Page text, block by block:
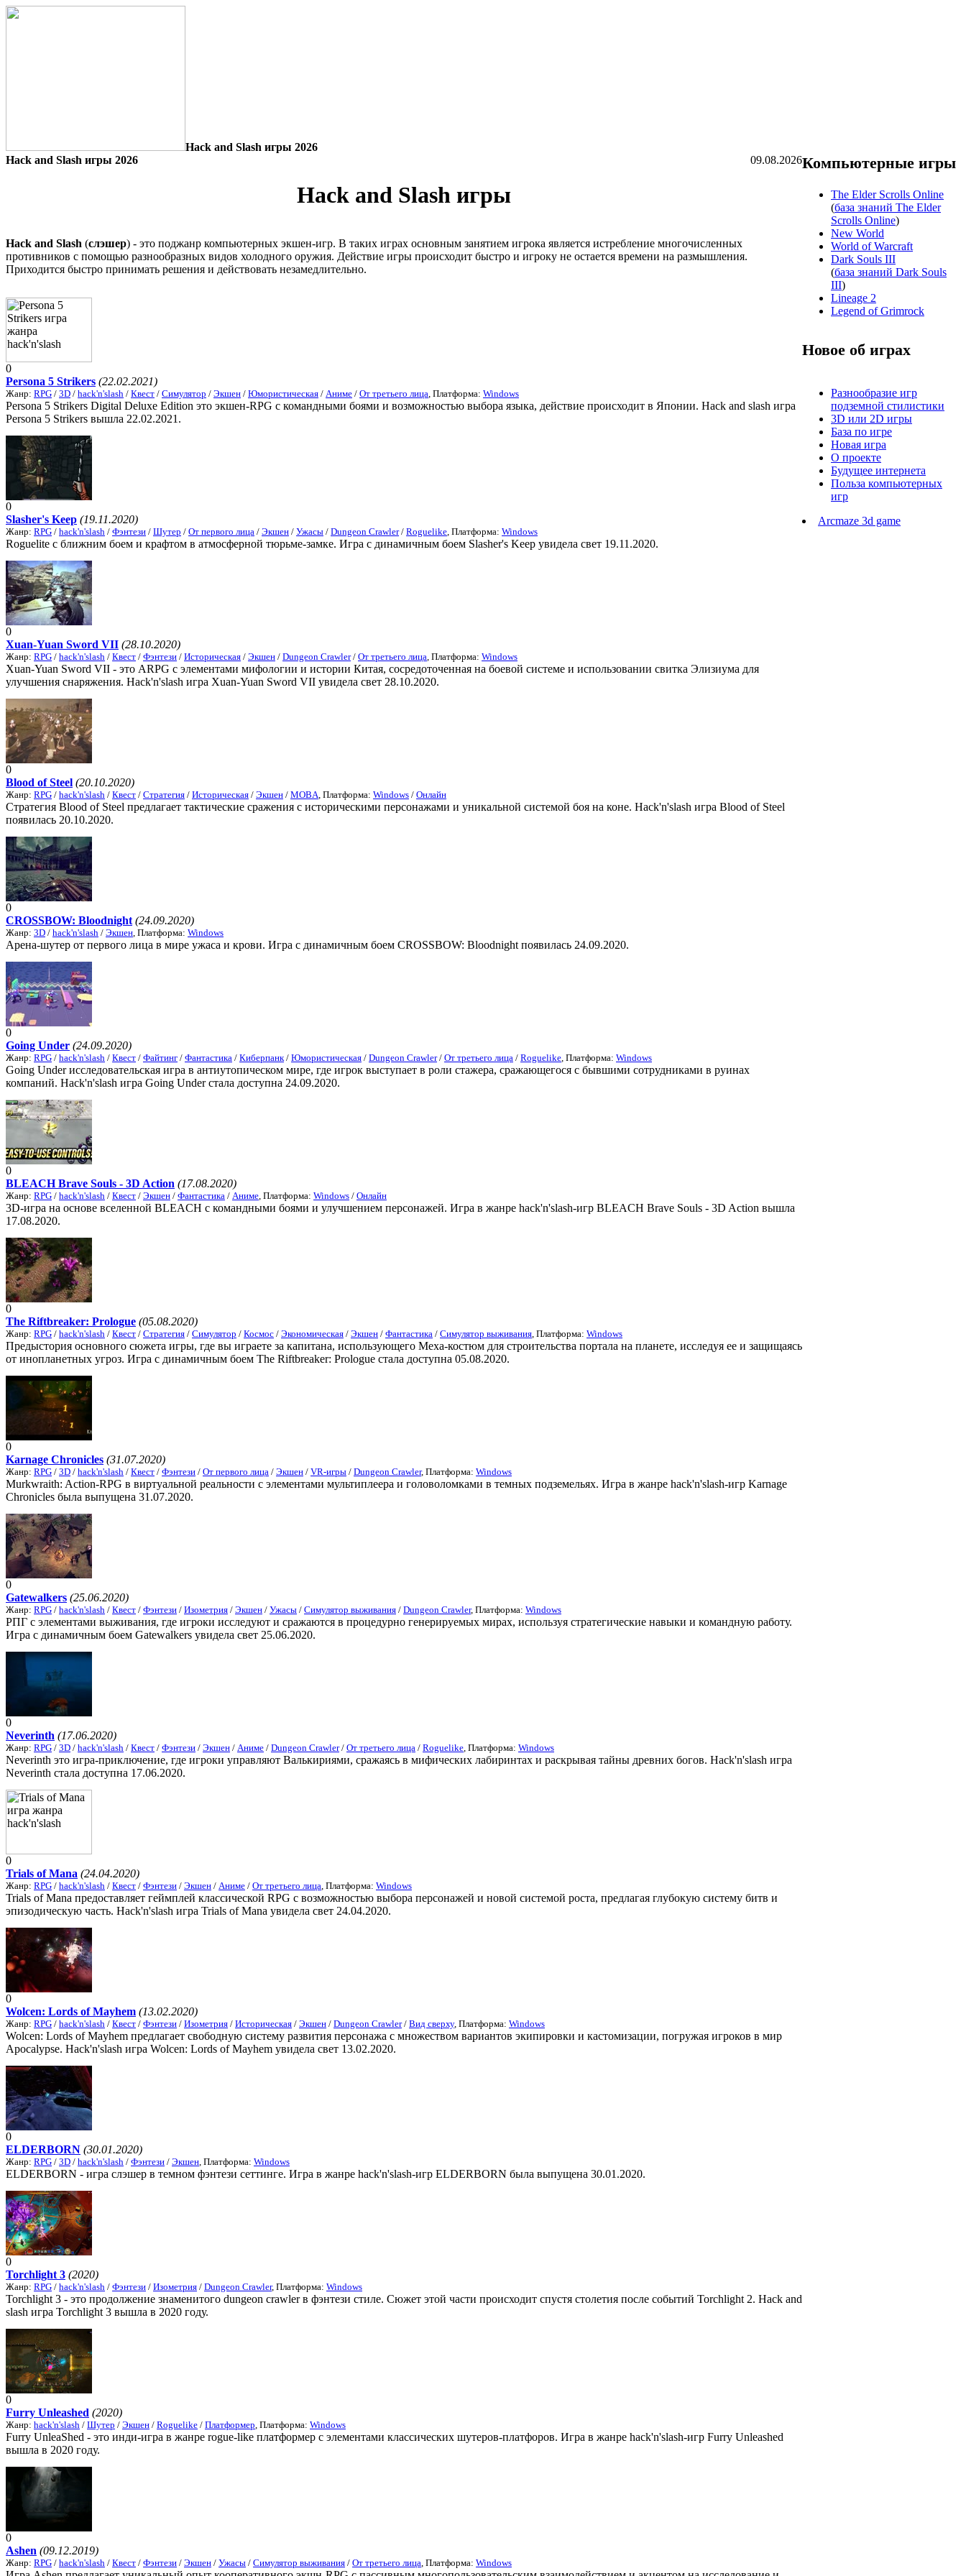
Hack and Slash игры 2026
09.08.2026
Hack and Slash игры 2026
Hack and Slash игры
Hack and Slash (слэшер) - это поджанр компьютерных экшен-игр. В таких играх основным занятием игрока является истребление многочисленных
противников с помощью разнообразных видов холодного оружия. Действие игры происходит быстро и игроку не остается времени на размышления.
Приходится быстро принимать решения и действовать незамедлительно.
0
Persona 5 Strikers (22.02.2021)
Жанр: RPG / 3D / hack'n'slash / Квест / Симулятор / Экшен / Юмористическая / Аниме / От третьего лица , Платформа: Windows
Persona 5 Strikers Digital Deluxe Edition это экшен-RPG с командными боями и возможностью выбора языка, действие происходит в Японии. Hack and slash игра
Persona 5 Strikers вышла 22.02.2021.
0
Slasher's Keep (19.11.2020)
Жанр: RPG / hack'n'slash / Фэнтези / Шутер / От первого лица / Экшен / Ужасы / Dungeon Crawler/ Roguelike , Платформа: Windows
Roguelite с ближним боем и крафтом в атмосферной тюрьме-замке. Игра с динамичным боем Slasher's Keep увидела свет 19.11.2020.
0
Xuan-Yuan Sword VII (28.10.2020)
Жанр: RPG / hack'n'slash / Квест / Фэнтези / Историческая / Экшен / Dungeon Crawler/ От третьего лица , Платформа: Windows
Xuan-Yuan Sword VII - это ARPG с элементами мифологии и истории Китая, сосредоточенная на боевой системе и использовании свитка Элизиума для
улучшения снаряжения. Hack'n'slash игра Xuan-Yuan Sword VII увидела свет 28.10.2020.
0
Blood of Steel (20.10.2020)
Жанр: RPG / hack'n'slash / Квест / Стратегия / Историческая / Экшен / MOBA , Платформа: Windows / Онлайн
Стратегия Blood of Steel предлагает тактические сражения с историческими персонажами и уникальной системой боя на коне. Hack'n'slash игра Blood of Steel
появилась 20.10.2020.
0
CROSSBOW: Bloodnight (24.09.2020)
Жанр: 3D / hack'n'slash / Экшен , Платформа: Windows
Арена-шутер от первого лица в мире ужаса и крови. Игра с динамичным боем CROSSBOW: Bloodnight появилась 24.09.2020.
0
Going Under (24.09.2020)
Жанр: RPG / hack'n'slash / Квест / Файтинг / Фантастика / Киберпанк / Юмористическая / Dungeon Crawler/ От третьего лица / Roguelike , Платформа: Windows
Going Under исследовательская игра в антиутопическом мире, где игрок выступает в роли стажера, сражающегося с бывшими сотрудниками в руинах
компаний. Hack'n'slash игра Going Under стала доступна 24.09.2020.
0
BLEACH Brave Souls - 3D Action (17.08.2020)
Жанр: RPG / hack'n'slash / Квест / Экшен / Фантастика / Аниме , Платформа: Windows / Онлайн
3D-игра на основе вселенной BLEACH с командными боями и улучшением персонажей. Игра в жанре hack'n'slash-игр BLEACH Brave Souls - 3D Action вышла
17.08.2020.
0
The Riftbreaker: Prologue (05.08.2020)
Жанр: RPG / hack'n'slash / Квест / Стратегия / Симулятор / Космос / Экономическая / Экшен / Фантастика / Симулятор выживания , Платформа: Windows
Предыстория основного сюжета игры, где вы играете за капитана, использующего Меха-костюм для строительства портала на планете, исследуя ее и защищаясь
от инопланетных угроз. Игра с динамичным боем The Riftbreaker: Prologue стала доступна 05.08.2020.
0
Karnage Chronicles (31.07.2020)
Жанр: RPG / 3D / hack'n'slash / Квест / Фэнтези / От первого лица / Экшен / VR-игры / Dungeon Crawler, Платформа: Windows
Murkwraith: Action-RPG в виртуальной реальности с элементами мультиплеера и головоломками в темных подземельях. Игра в жанре hack'n'slash-игр Karnage
Chronicles была выпущена 31.07.2020.
0
Gatewalkers (25.06.2020)
Жанр: RPG / hack'n'slash / Квест / Фэнтези / Изометрия / Экшен / Ужасы / Симулятор выживания / Dungeon Crawler, Платформа: Windows
РПГ с элементами выживания, где игроки исследуют и сражаются в процедурно генерируемых мирах, используя стратегические навыки и командную работу.
Игра с динамичным боем Gatewalkers увидела свет 25.06.2020.
0
Neverinth (17.06.2020)
Жанр: RPG / 3D / hack'n'slash / Квест / Фэнтези / Экшен / Аниме / Dungeon Crawler/ От третьего лица / Roguelike , Платформа: Windows
Neverinth это игра-приключение, где игроки управляют Валькириями, сражаясь в мифических лабиринтах и раскрывая тайны древних богов. Hack'n'slash игра
Neverinth стала доступна 17.06.2020.
0
Trials of Mana (24.04.2020)
Жанр: RPG / hack'n'slash / Квест / Фэнтези / Экшен / Аниме / От третьего лица , Платформа: Windows
Trials of Mana предоставляет геймплей классической RPG с возможностью выбора персонажей и новой системой роста, предлагая глубокую систему битв и
эпизодическую часть. Hack'n'slash игра Trials of Mana увидела свет 24.04.2020.
0
Wolcen: Lords of Mayhem (13.02.2020)
Жанр: RPG / hack'n'slash / Квест / Фэнтези / Изометрия / Историческая / Экшен / Dungeon Crawler/ Вид сверху, Платформа: Windows
Wolcen: Lords of Mayhem предлагает свободную систему развития персонажа с множеством вариантов экипировки и кастомизации, погружая игроков в мир
Apocalypse. Hack'n'slash игра Wolcen: Lords of Mayhem увидела свет 13.02.2020.
0
ELDERBORN (30.01.2020)
Жанр: RPG / 3D / hack'n'slash / Фэнтези / Экшен , Платформа: Windows
ELDERBORN - игра слэшер в темном фэнтези сеттинге. Игра в жанре hack'n'slash-игр ELDERBORN была выпущена 30.01.2020.
0
Torchlight 3 (2020)
Жанр: RPG / hack'n'slash / Фэнтези / Изометрия / Dungeon Crawler, Платформа: Windows
Torchlight 3 - это продолжение знаменитого dungeon crawler в фэнтези стиле. Сюжет этой части происходит спустя столетия после событий Torchlight 2. Hack and
slash игра Torchlight 3 вышла в 2020 году.
0
Furry Unleashed (2020)
Жанр: hack'n'slash / Шутер / Экшен / Roguelike / Платформер , Платформа: Windows
Furry UnleaShed - это инди-игра в жанре rogue-like платформер с элементами классических шутеров-платфоров. Игра в жанре hack'n'slash-игр Furry Unleashed
вышла в 2020 году.
0
Ashen (09.12.2019)
Жанр: RPG / hack'n'slash / Квест / Фэнтези / Экшен / Ужасы / Симулятор выживания / От третьего лица , Платформа: Windows
Компьютерные игры
The Elder Scrolls Online
(база знаний The Elder
Scrolls Online)
New World
World of Warcraft
Dark Souls III
(база знаний Dark Souls
III)
Lineage 2
Legend of Grimrock
Новое об играх
Разнообразие игр
подземной стилистики
3D или 2D игры
База по игре
Новая игра
О проекте
Будущее интернета
Польза компьютерных
игр
Arcmaze 3d game